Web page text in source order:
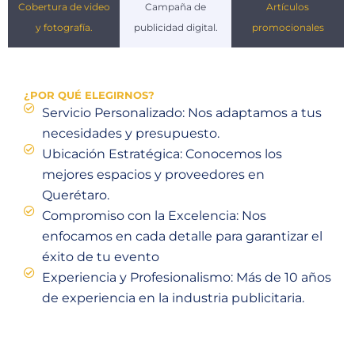
Cobertura de video
y fotografía.
Campaña de
publicidad digital.
Artículos
promocionales
¿POR QUÉ ELEGIRNOS?
Servicio Personalizado: Nos adaptamos a tus
necesidades y presupuesto.
Ubicación Estratégica: Conocemos los
mejores espacios y proveedores en
Querétaro.
Compromiso con la Excelencia: Nos
enfocamos en cada detalle para garantizar el
éxito de tu evento
Experiencia y Profesionalismo: Más de 10 años
de experiencia en la industria publicitaria.